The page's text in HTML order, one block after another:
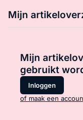
Mijn
Mijn
gebruikt
Inloggen
of maak een